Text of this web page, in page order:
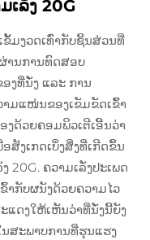
ເລັ່ງ 20G
ມງວດເທົ່າກັບຊິ້ນສ່ວນທີ່
ານການທົດສອບ
ງທີ່ນັ່ງ ແລະ ການ
າມແໜ່ນຂອງເຂັມຂັດເຂົ້າ
ງດ້ວຍຄອມພິວເຕີເອີ້ນວ່າ
ສັງເກດເບິ່ງສິ່ງທີ່ເກີດຂຶ້ນ
20G. ຄວາມເລັ່ງປະເພດ
າກັບຜນັງດ້ວຍຄວາມໄວ
ແດງໃຫ້ເຫັນວ່າທີ່ນັ່ງນີ້ຍັງ
ສະພາບການທີ່ຮຸນແຮງ